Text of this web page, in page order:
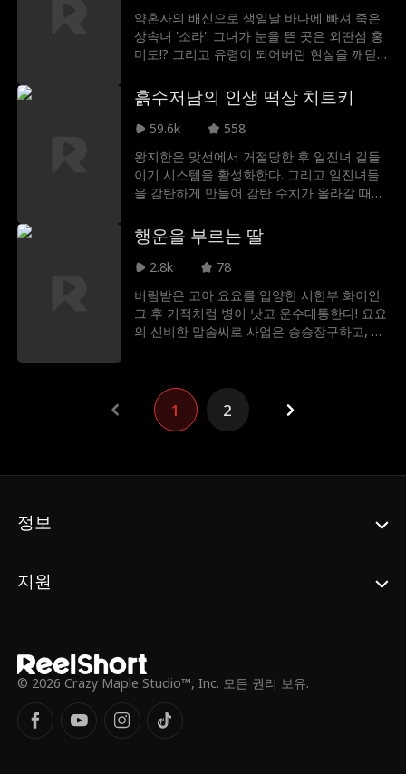
틸 수 있을까?"라는 불안이 스쳤지만, 다행히
그에게 시스템이라는 비장의 카드가 남아 있
었다.
약혼자의 배신으로 생일날 바다에 빠져 죽은
상속녀 '소라'. 그녀가 눈을 뜬 곳은 외딴섬 홍
미도!? 그리고 유령이 되어버린 현실을 깨닫
'하늘'의 힘으로 잠시 인간의 몸을 얻은 소라.
두 사람은 고대의 부활 의식 '귀혼식'을 통해
진짜 몸을 찾기 위한 금기의 여정을 시작한다.
에 숨어있던 정체불명의 악령까지 이를 방해
하고, 두 사람은 영혼이 소멸될 위기에 처하는
데..! 죽음과 부활, 사랑과 구원이 교차하는 섬
작된다!
흙수저남의 인생 떡상 치트키
59.6k
558
왕지한은 맞선에서 거절당한 후 일진녀 길들
이기 시스템을 활성화한다. 그리고 일진녀들
을 감탄하게 만들어 감탄 수치가 올라갈 때마
급별 보물 상자를 지급한다. 그 상자에서 막대
한 현금과 각종 아이템이 쏟아져 나오며, 왕지
한은 경제적 자유를 달성하고 진정한 승리자
행운을 부르는 딸
2.8k
78
버림받은 고아 요요를 입양한 시한부 화이안.
그 후 기적처럼 병이 낫고 운수대통한다! 요요
의 신비한 말솜씨로 사업은 승승장구하고, 둘
1 2
정보
지원
© 2026 Crazy Maple Studio™, Inc. 모든 권리 보유.